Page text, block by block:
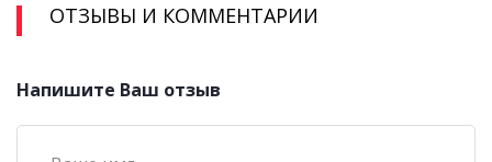
ОТЗЫВЫ И КОММЕНТАРИИ
Напишите Ваш отзыв